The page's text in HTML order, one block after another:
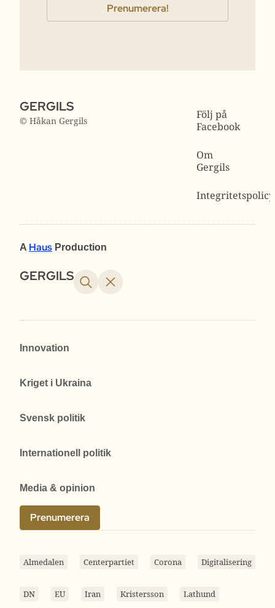
GERGILS
© Håkan Gergils
Följ på
Facebook
Om
Gergils
Integritetspolicy
A Haus Production
GERGILS
Innovation
Kriget i Ukraina
Svensk politik
Internationell politik
Media & opinion
Prenumerera
Almedalen Centerpartiet Corona Digitalisering
DN EU Iran Kristersson Lathund